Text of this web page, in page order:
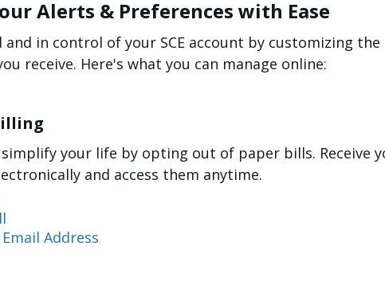
Alerts & Preferences with Ease
and in control of your SCE account by customizing the
receive. Here's what you can manage online:
simplify your life by opting out of paper bills. Receive
and access them anytime.
Address